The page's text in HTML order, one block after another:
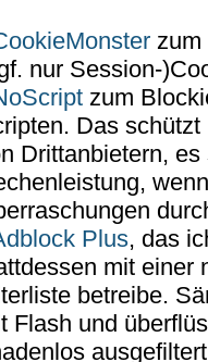
zum
nur Session-
zum
Das
Drittanbietern,
Plus, das
mit einer
betreibe.
Flash und